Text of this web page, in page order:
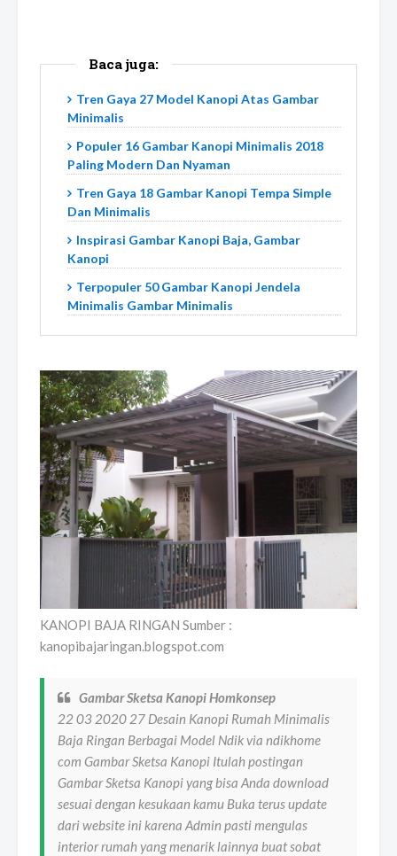
Baca juga:
Tren Gaya 27 Model Kanopi Atas Gambar
Minimalis
Populer 16 Gambar Kanopi Minimalis 2018
Paling Modern Dan Nyaman
Tren Gaya 18 Gambar Kanopi Tempa Simple
Dan Minimalis
Inspirasi Gambar Kanopi Baja, Gambar
Kanopi
Terpopuler 50 Gambar Kanopi Jendela
Minimalis Gambar Minimalis
KANOPI BAJA RINGAN Sumber :
kanopibajaringan.blogspot.com
Gambar Sketsa Kanopi Homkonsep
22 03 2020 27 Desain Kanopi Rumah Minimalis
Baja Ringan Berbagai Model Ndik via ndikhome
com Gambar Sketsa Kanopi Itulah postingan
Gambar Sketsa Kanopi yang bisa Anda download
sesuai dengan kesukaan kamu Buka terus update
dari website ini karena Admin pasti mengulas
interior rumah yang menarik lainnya buat sobat